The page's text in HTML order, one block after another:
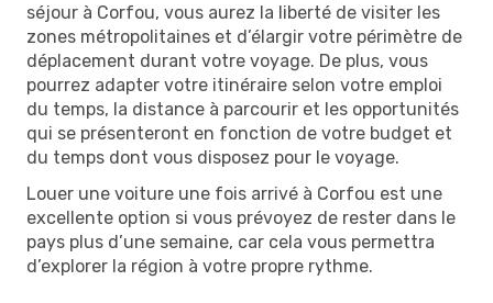
séjour à Corfou, vous aurez la liberté de visiter les
zones métropolitaines et d’élargir votre périmètre de
déplacement durant votre voyage. De plus, vous
pourrez adapter votre itinéraire selon votre emploi
du temps, la distance à parcourir et les opportunités
qui se présenteront en fonction de votre budget et
du temps dont vous disposez pour le voyage.
Louer une voiture une fois arrivé à Corfou est une
excellente option si vous prévoyez de rester dans le
pays plus d’une semaine, car cela vous permettra
d’explorer la région à votre propre rythme.